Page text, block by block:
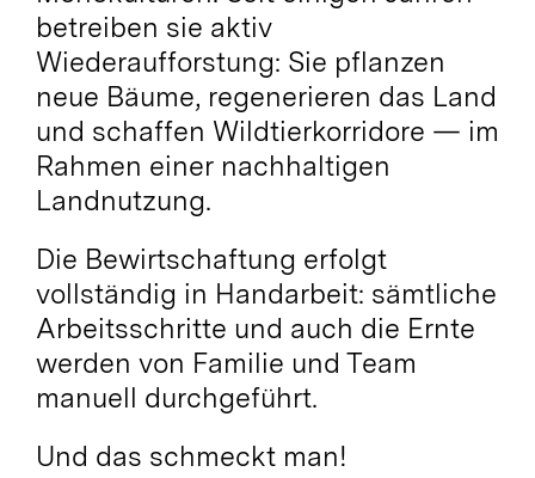
betreiben sie aktiv
Wiederaufforstung: Sie pflanzen
neue Bäume, regenerieren das Land
und schaffen Wildtierkorridore — im
Rahmen einer nachhaltigen
Landnutzung.
Die Bewirtschaftung erfolgt
vollständig in Handarbeit: sämtliche
Arbeitsschritte und auch die Ernte
werden von Familie und Team
manuell durchgeführt.
Und das schmeckt man!